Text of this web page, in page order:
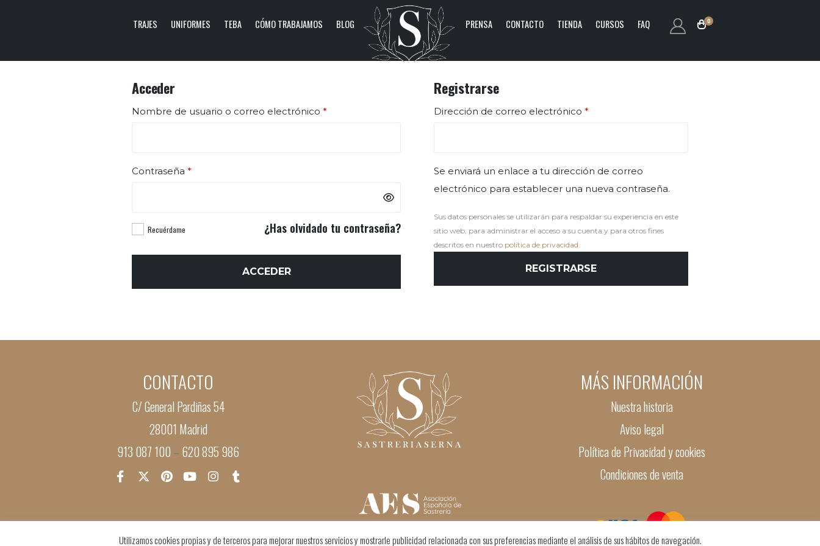
TRAJES UNIFORMES TEBA CÓMO TRABAJAMOS BLOG PRENSA CONTACTO TIENDA CURSOS FAQ 0
Acceder
Nombre de usuario o correo electrónico*
Contraseña*
Recuérdame ¿Has olvidado tu contraseña?
ACCEDER
Registrarse
Dirección de correo electrónico *
Se enviará un enlace a tu dirección de correo
electrónico para establecer una nueva contraseña.
Sus datos personales se utilizarán para respaldar su experiencia en este
sitio web, para administrar el acceso a su cuenta y para otros fines
descritos en nuestro política de privacidad.
REGISTRARSE
CONTACTO
C/ General Pardiñas 54
28001 Madrid
913 087 100 – 620 895 986
MÁS INFORMACIÓN
Nuestra historia
Aviso legal
Política de Privacidad y cookies
Condiciones de venta
Utilizamos cookies propias y de terceros para mejorar nuestros servicios y mostrarle publicidad relacionada con sus preferencias mediante el análisis de sus hábitos de navegación.